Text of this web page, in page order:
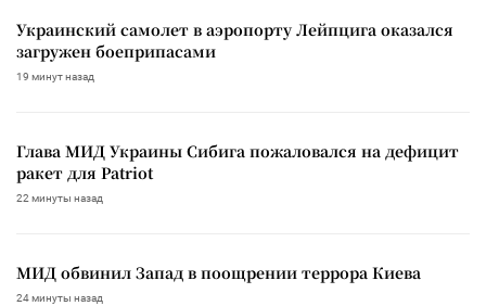
Украинский самолет в аэропорту Лейпцига оказался
загружен боеприпасами
19 минут назад
Глава МИД Украины Сибига пожаловался на дефицит
ракет для Patriot
22 минуты назад
МИД обвинил Запад в поощрении террора Киева
24 минуты назад